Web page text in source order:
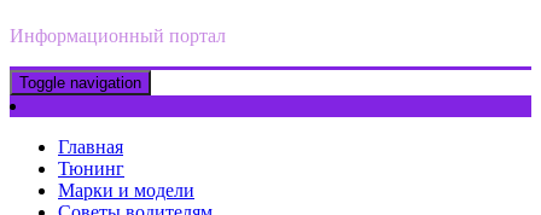
Информационный портал
Toggle navigation
Главная
Тюнинг
Марки и модели